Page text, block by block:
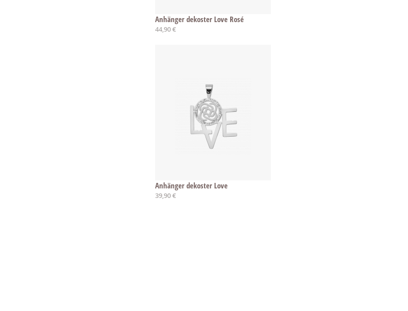
Anhänger dekoster Love Rosé
44,90 €
Anhänger dekoster Love
39,90 €